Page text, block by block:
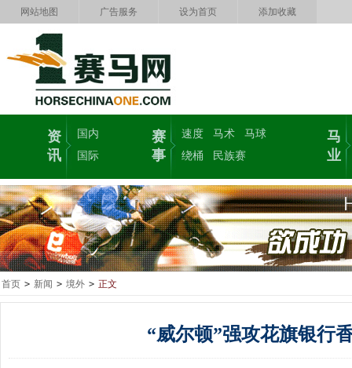
网站地图 广告服务 设为首页 添加收藏
资
讯
国内
国际
赛
事
速度 马术
马球
绕桶
民族赛
马
业
首页 > 新闻 > 境外 > 正文
“威尔顿”强攻花旗银行